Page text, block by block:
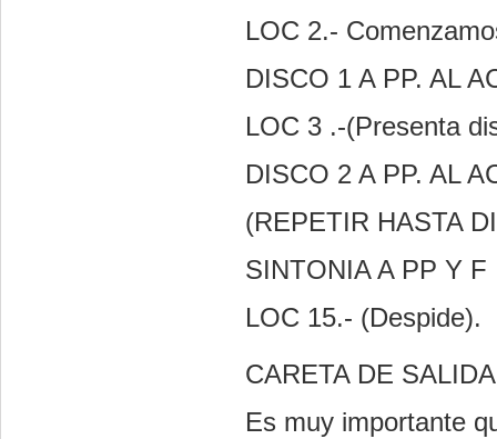
LOC 2.-
DISCO 1 A PP. AL
LOC 3 .-(Presenta
DISCO 2 A PP. AL
(REPETIR HASTA
SINTONIA A PP Y F
LOC 15.- (Despide).
CARETA DE SALIDA
Es muy importante